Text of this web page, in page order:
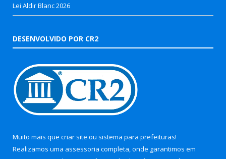
Lei Aldir Blanc 2026
DESENVOLVIDO POR CR2
Muito mais que criar site ou sistema para prefeituras!
Realizamos uma assessoria completa, onde garantimos em